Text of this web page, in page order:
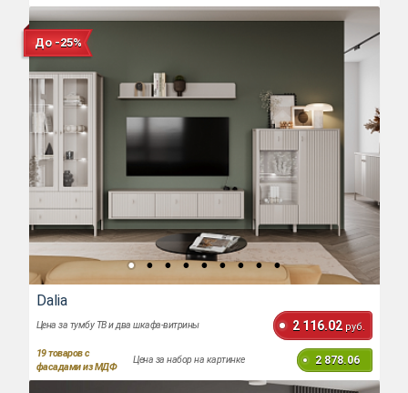
До -25%
Dalia
Цена за тумбу ТВ и два шкафа-витрины 2 116.02 руб.
19товаров с
фасадами из МДФ
Цена за набор на картинке 2 878.06